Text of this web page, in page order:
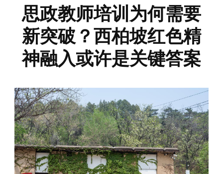
思政教师培训为何需要
新突破？西柏坡红色精
神融入或许是关键答案